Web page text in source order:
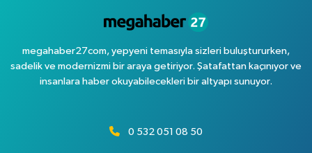
megahaber27com, yepyeni temasıyla sizleri buluştururken,
sadelik ve modernizmi bir araya getiriyor. Şatafattan kaçınıyor ve
insanlara haber okuyabilecekleri bir altyapı sunuyor.
0 532 051 08 50